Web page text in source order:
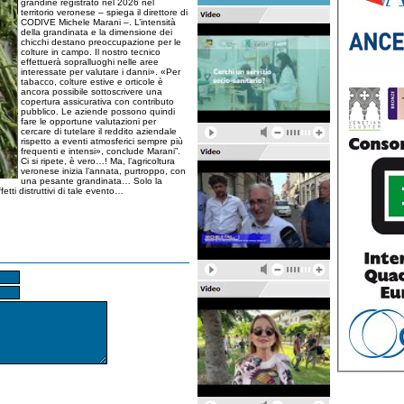
grandine registrato nel 2026 nel
territorio veronese – spiega il direttore di
CODIVE Michele Marani –. L’intensità
della grandinata e la dimensione dei
chicchi destano preoccupazione per le
colture in campo. Il nostro tecnico
effettuerà sopralluoghi nelle aree
interessate per valutare i danni». «Per
tabacco, colture estive e orticole è
ancora possibile sottoscrivere una
copertura assicurativa con contributo
pubblico. Le aziende possono quindi
fare le opportune valutazioni per
cercare di tutelare il reddito aziendale
rispetto a eventi atmosferici sempre più
frequenti e intensi», conclude Marani”.
Ci si ripete, è vero…! Ma, l’agricoltura
veronese inizia l’annata, purtroppo, con
una pesante grandinata… Solo la
distruttivi di tale evento…